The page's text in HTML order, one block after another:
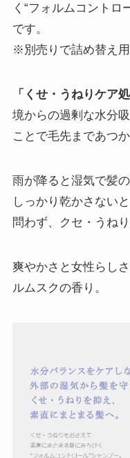
く“フォルムコントロ
です。
※別売りで詰め替え用
「くせ・うねりケア処
境からの過剰な水分
ことで毛先まであつ
雨が降ると湿気で髪
しっかり乾かさない
問わず、クセ・うね
爽やかさと女性らし
ルムスクの香り。